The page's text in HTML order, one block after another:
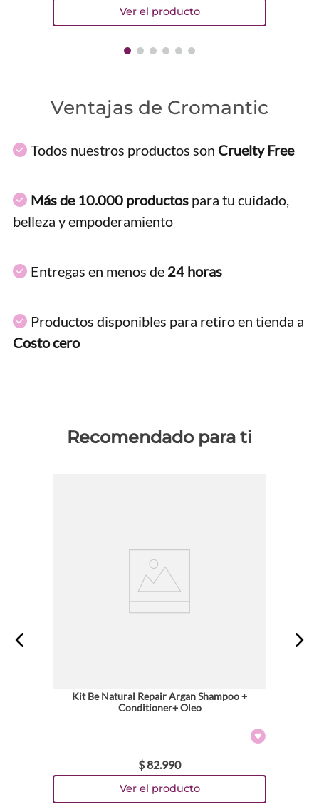
Ventajas de Cromantic
Todos nuestros productos son Cruelty Free
Más de 10.000 productos para tu cuidado,
belleza y empoderamiento
Entregas en menos de 24 horas
Productos disponibles para retiro en tienda a
Costo cero
Recomendado para ti
Kit Be Natural Repair Argan Shampoo +
Conditioner+ Oleo
$82.990